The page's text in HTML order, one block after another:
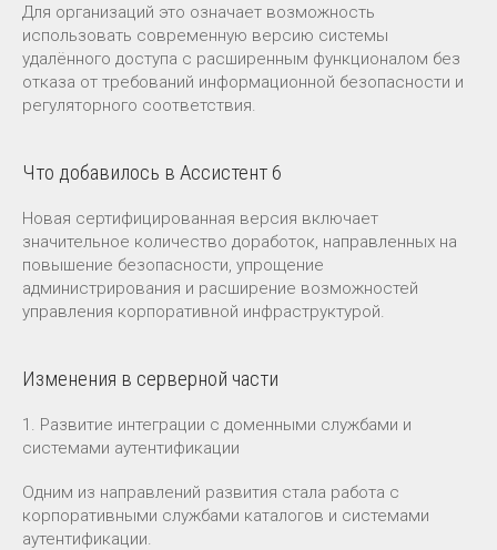
Для организаций это означает возможность
использовать современную версию системы
удалённого доступа с расширенным функционалом без
отказа от требований информационной безопасности и
регуляторного соответствия.
Что добавилось в Ассистент 6
Новая сертифицированная версия включает
значительное количество доработок, направленных на
повышение безопасности, упрощение
администрирования и расширение возможностей
управления корпоративной инфраструктурой.
Изменения в серверной части
1. Развитие интеграции с доменными службами и
системами аутентификации
Одним из направлений развития стала работа с
корпоративными службами каталогов и системами
аутентификации.